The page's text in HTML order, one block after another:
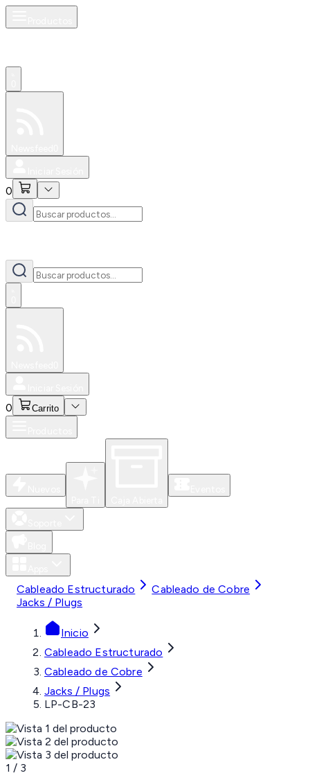
0
0 Carrito
Cableado Estructurado
Cableado de Cobre
Jacks / Plugs
Inicio
Cableado Estructurado
Cableado de Cobre
Jacks / Plugs
LP-CB-23
1 / 3